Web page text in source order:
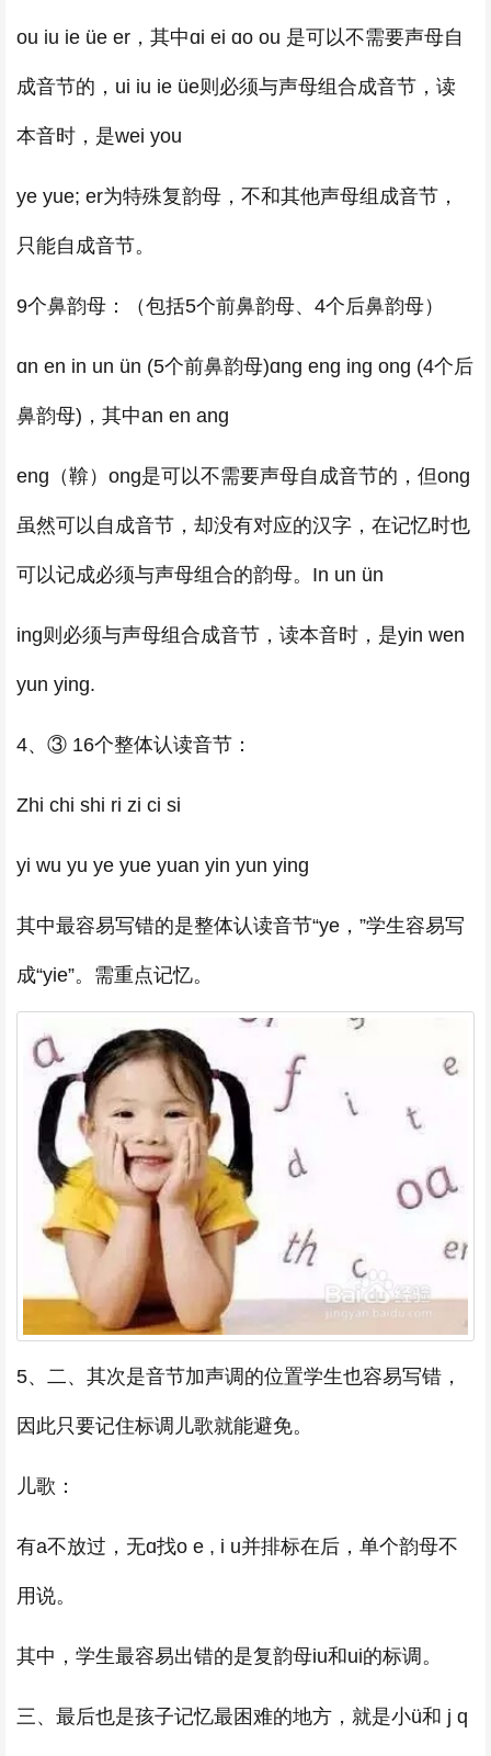
ou iu ie üe er，其中ɑi ei ɑo ou 是可以不需要声母自
成音节的，ui iu ie üe则必须与声母组合成音节，读
本音时，是wei you
ye yue; er为特殊复韵母，不和其他声母组成音节，
只能自成音节。
9个鼻韵母：（包括5个前鼻韵母、4个后鼻韵母）
ɑn en in un ün (5个前鼻韵母)ɑnɡ enɡ inɡ onɡ (4个后
鼻韵母)，其中an en ang
eng（鞥）ong是可以不需要声母自成音节的，但ong
虽然可以自成音节，却没有对应的汉字，在记忆时也
可以记成必须与声母组合的韵母。In un ün
ing则必须与声母组合成音节，读本音时，是yin wen
yun ying.
4、③ 16个整体认读音节：
Zhi chi shi ri zi ci si
yi wu yu ye yue yuan yin yun ying
其中最容易写错的是整体认读音节“ye，”学生容易写
成“yie”。需重点记忆。
5、二、其次是音节加声调的位置学生也容易写错，
因此只要记住标调儿歌就能避免。
儿歌：
有a不放过，无ɑ找o e , i u并排标在后，单个韵母不
用说。
其中，学生最容易出错的是复韵母iu和ui的标调。
三、最后也是孩子记忆最困难的地方，就是小ü和 j q